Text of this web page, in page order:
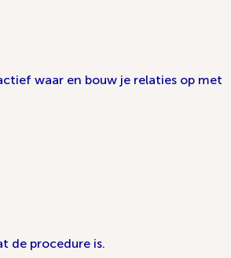
waar en bouw je relaties op met
de procedure is.